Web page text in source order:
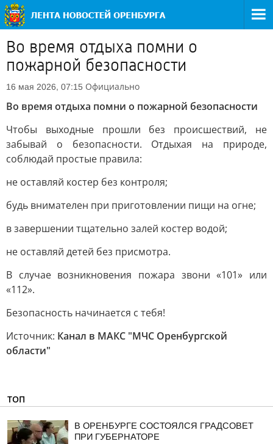
Во время отдыха помни о
пожарной безопасности
16 мая 2026, 07:15 Официально
Во время отдыха помни о пожарной безопасности
Чтобы выходные прошли без происшествий, не
забывай о безопасности. Отдыхая на природе,
соблюдай простые правила:
не оставляй костер без контроля;
будь внимателен при приготовлении пищи на огне;
в завершении тщательно залей костер водой;
не оставляй детей без присмотра.
В случае возникновения пожара звони «101» или
«112».
Безопасность начинается с тебя!
Источник: Канал в МАКС "МЧС Оренбургской
области"
ТОП
В ОРЕНБУРГЕ СОСТОЯЛСЯ ГРАДСОВЕТ
ПРИ ГУБЕРНАТОРЕ